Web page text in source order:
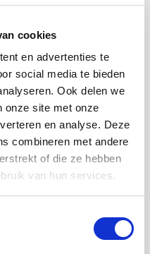
cookies
en advertenties te
social media te bieden
Ook delen we
onze site met onze
en analyse. Deze
combineren met andere
of die ze hebben
van hun services.